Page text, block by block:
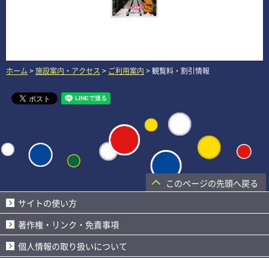
ホーム >施設案内・アクセス > ご利用案内 > 観覧料・割引情報
このページの先頭へ戻る
サイトの使い方
著作権・リンク・免責事項
個人情報の取り扱いについて